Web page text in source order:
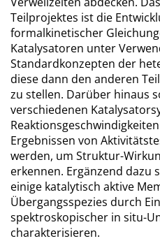
Teilprojektes ist die
formalkinetischer
Katalysatoren unter
Standardkonzepten der
diese dann den anderen
zu stellen. Darüber hinaus
verschiedenen
Ergebnissen von
werden, um Struktur-
erkennen. Ergänzend dazu
einige katalytisch aktive
Übergangsspezies durch
spektroskopischer in situ-
charakterisieren.